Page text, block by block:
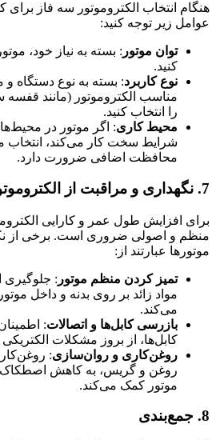
هنگام انتخاب الکتروموتور سه فاز برای
عوامل زیر توجه کنید:
توان موتور : بسته به نیاز خود،
کنید.
نوع کاربرد: بسته به نوع دستگاه و
مناسب الکتروموتور (مانند قفسه
را انتخاب کنید.
محیط کاری: اگر موتور در
شرایط سخت کار می‌کند، انتخاب
محافظت اضافی ضرورت دارد.
7. نگهداری و مراقبت از الکتروموتور سه فاز
برای افزایش طول عمر و کارایی
منظم و اصولی ضروری است. برخی از
موتورها عبارتند از:
تمیز کردن منظم موتور : جلوگیری
مواد زائد بر روی بدنه و داخل
می‌کند.
بازرسی کابل‌ها و اتصالات:
کابل‌ها، از بروز مشکلات
روغن‌کاری و روان‌سازی:
روغن و گریس، به کاهش
موتور کمک می‌کند.
8. جمع‌بندی